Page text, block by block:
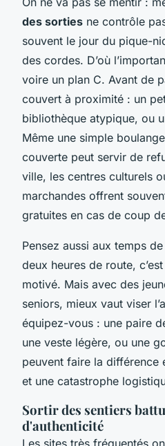
des sorties ne contrôle
souvent le jour du pique-
des cordes. D’où
voire un plan C. Avant de
couvert à proximité : un
bibliothèque atypique, ou
Même une simple
couverte peut servir de
ville, les centres culturels
marchandes offrent
gratuites en cas de coup
Pensez aussi aux temps
deux heures de route,
motivé. Mais avec des
seniors, mieux vaut viser
équipez-vous : une paire
une veste légère, ou une
peuvent faire la différence
et une catastrophe
Sortir des sentiers
d'authenticité